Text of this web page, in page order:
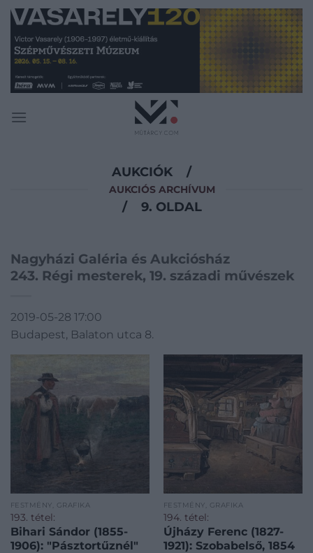
Skip
content
AUKCIÓK /
AUKCIÓS ARCHÍVUM
/ 9. OLDAL
Nagyházi Galéria és Aukciósház
243. Régi mesterek, 19. századi művészek
2019-05-28 17:00
Budapest, Balaton utca 8.
FESTMÉNY, GRAFIKA
193. tétel:
Bihari Sándor (1855-
1906): "Pásztortűznél"
FESTMÉNY, GRAFIKA
194. tétel:
Újházy Ferenc (1827-
1921): Szobabelső, 1854